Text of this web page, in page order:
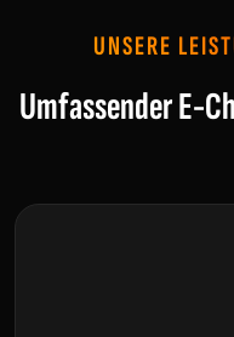
UNSERE
Umfassender E-